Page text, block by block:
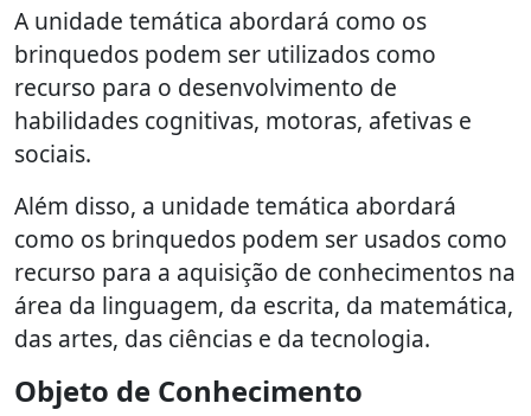
A unidade temática abordará como os
brinquedos podem ser utilizados como
recurso para o desenvolvimento de
habilidades cognitivas, motoras, afetivas e
sociais.
Além disso, a unidade temática abordará
como os brinquedos podem ser usados como
recurso para a aquisição de conhecimentos na
área da linguagem, da escrita, da matemática,
das artes, das ciências e da tecnologia.
Objeto de Conhecimento